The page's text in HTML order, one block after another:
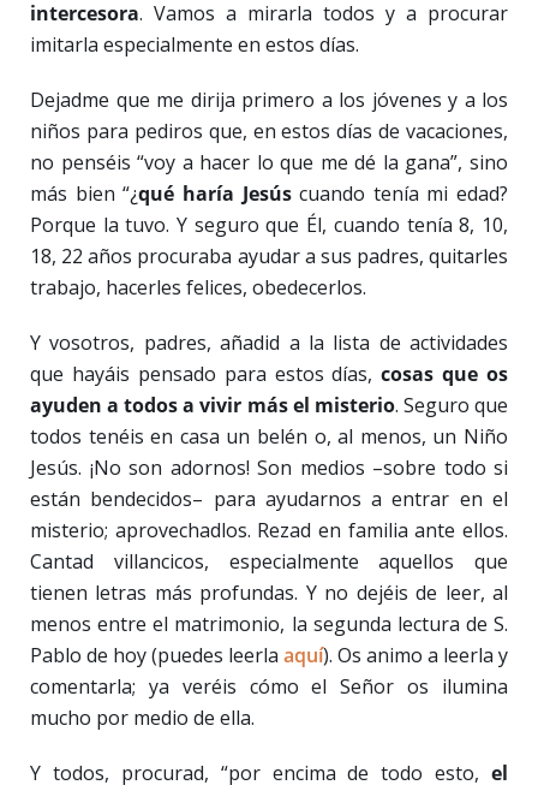
intercesora. Vamos a mirarla todos y a procurar
imitarla especialmente en estos días.
Dejadme que me dirija primero a los jóvenes y a los
niños para pediros que, en estos días de vacaciones,
no penséis “voy a hacer lo que me dé la gana”, sino
más bien “¿qué haría Jesúscuando tenía mi edad?
Porque la tuvo. Y seguro que Él, cuando tenía 8, 10,
18, 22 años procuraba ayudar a sus padres, quitarles
trabajo, hacerles felices, obedecerlos.
Y vosotros, padres, añadid a la lista de actividades
que hayáis pensado para estos días,cosas que os
ayuden a todos a vivir más el misterio. Seguro que
todos tenéis en casa un belén o, al menos, un Niño
Jesús. ¡No son adornos! Son medios –sobre todo si
están bendecidos– para ayudarnos a entrar en el
misterio; aprovechadlos. Rezad en familia ante ellos.
Cantad villancicos, especialmente aquellos que
tienen letras más profundas. Y no dejéis de leer, al
menos entre el matrimonio, la segunda lectura de S.
Pablo de hoy (puedes leerla aquí). Os animo a leerla y
comentarla; ya veréis cómo el Señor os ilumina
mucho por medio de ella.
Y todos, procurad, “por encima de todo esto, el